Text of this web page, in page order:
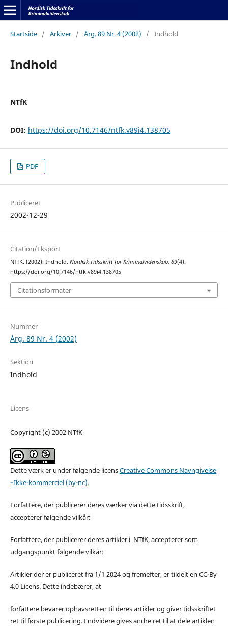
Startside / Arkiver / Årg. 89 Nr. 4 (2002) / Indhold
Indhold
NTfK
DOI: https://doi.org/10.7146/ntfk.v89i4.138705
PDF
Publiceret
2002-12-29
Citation/Eksport
NTfK. (2002). Indhold. Nordisk Tidsskrift for Kriminalvidenskab, 89(4).
https://doi.org/10.7146/ntfk.v89i4.138705
Citationsformater
Nummer
Årg. 89 Nr. 4 (2002)
Sektion
Indhold
Licens
Copyright (c) 2002 NTfK
Dette værk er under følgende licensCreative Commons Navngivelse
–Ikke-kommerciel (by-nc).
Forfattere, der publicerer deres værker via dette tidsskrift,
accepterer følgende vilkår:
Forfattere, der publicerer deres artikler i NTfK, accepterer som
udgangspunkt følgende vilkår:
Artikler der er publiceret fra 1/1 2024 og fremefter, er tildelt en CC-By
4.0 Licens. Dette indebærer, at
forfattere bevarer ophavsretten til deres artikler og giver tidsskriftet
ret til første publicering. Endvidere gives andre ret til at dele artiklen